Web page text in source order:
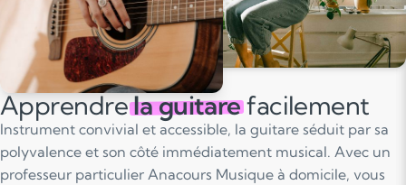
Apprendrela guitarefacilement
Instrument convivial et accessible, la guitare séduit par sa
polyvalence et son côté immédiatement musical. Avec un
professeur particulier Anacours Musique à domicile, vous